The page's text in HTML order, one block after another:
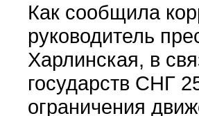
Как сообщила
руководитель
Харлинская, в
государств СНГ
ограничения